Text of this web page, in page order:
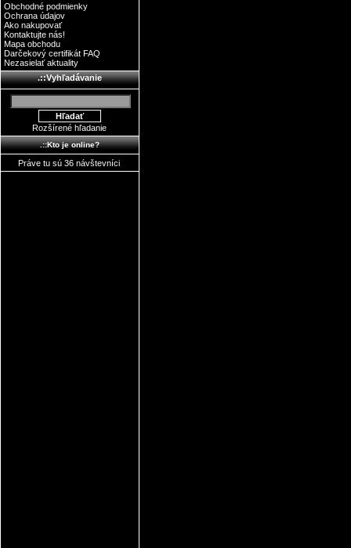
Obchodné podmienky
Ochrana údajov
Ako nakupovať
Kontaktujte nás!
Mapa obchodu
Darčekový certifikát FAQ
Nezasielať aktuality
.::Vyhľadávanie
Rozšírené hľadanie
.::Kto je online?
Práve tu sú 36 návštevníci